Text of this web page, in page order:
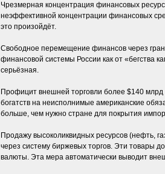
Чрезмерная концентрация финансовых
неэффективной концентрации финансовых
это произойдёт.
Свободное перемещение финансов через
финансовой системы России как от «бегства
серьёзная.
Профицит внешней торговли более $140
богатств на неисполнимые американские
больше, чем нужно стране для покрытия
Продажу высоколиквидных ресурсов (нефть,
через систему биржевых торгов. Эти товары
валюты. Эта мера автоматически выводит